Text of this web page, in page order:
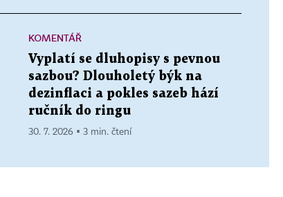
KOMENTÁŘ
Vyplatí se dluhopisy s pevnou
sazbou? Dlouholetý býk na
dezinflaci a pokles sazeb hází
ručník do ringu
30. 7. 2026 ▪ 3 min. čtení